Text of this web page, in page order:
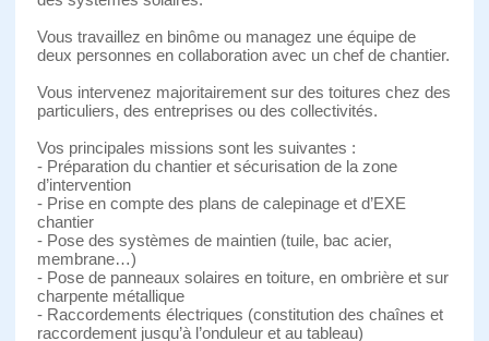
Vous travaillez en binôme ou managez une équipe de
deux personnes en collaboration avec un chef de chantier.
Vous intervenez majoritairement sur des toitures chez des
particuliers, des entreprises ou des collectivités.
Vos principales missions sont les suivantes :
- Préparation du chantier et sécurisation de la zone
d’intervention
- Prise en compte des plans de calepinage et d’EXE
chantier
- Pose des systèmes de maintien (tuile, bac acier,
membrane…)
- Pose de panneaux solaires en toiture, en ombrière et sur
charpente métallique
- Raccordements électriques (constitution des chaînes et
raccordement jusqu’à l’onduleur et au tableau)